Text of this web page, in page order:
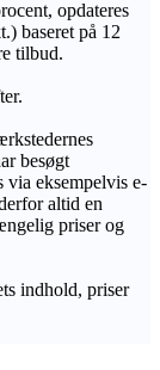
opdateres
baseret på 12
tilbud.
besøgt
via eksempelvis e-
altid en
priser og
indhold, priser